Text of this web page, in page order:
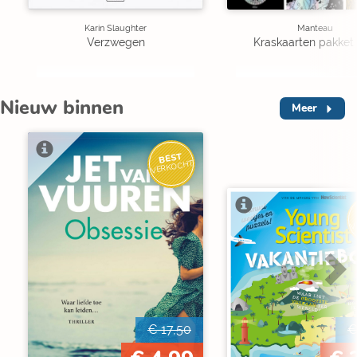
Karin Slaughter
Verzwegen
Manteau
Kraskaarten pakket
Nieuw binnen Meer
BEST
VERKOCHT
€ 17,50